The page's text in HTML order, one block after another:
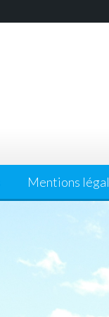
Mentions